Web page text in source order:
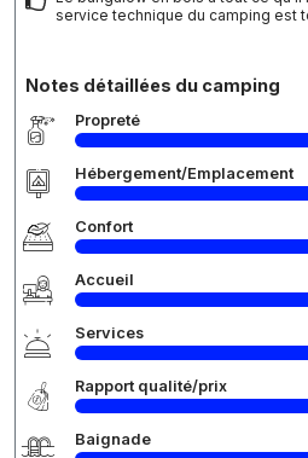
service technique du camping est
Notes détaillées du camping
Propreté
Hébergement/Emplacement
Confort
Accueil
Services
Rapport qualité/prix
Baignade